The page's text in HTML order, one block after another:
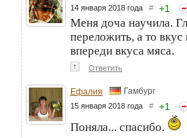
14 января 2018 года # +1
Меня доча научила.
переложить, а то
впереди вкуса мяса.
↑ Ответить
Ефалия Гамбург
15 января 2018 года # +1
Поняла... спасибо.